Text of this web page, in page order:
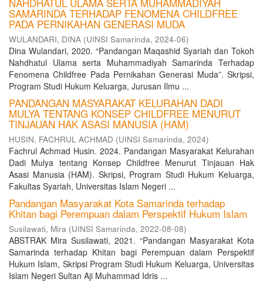
SAMARINDA TERHADAP FENOMENA CHILDFREE
PADA PERNIKAHAN GENERASI MUDA
WULANDARI, DINA (UINSI Samarinda, 2024-06)
Dina Wulandari, 2020. “Pandangan Maqashid Syariah dan Tokoh
Nahdhatul Ulama serta Muhammadiyah Samarinda Terhadap
Fenomena Childfree Pada Pernikahan Generasi Muda”. Skripsi,
Program Studi Hukum Keluarga, Jurusan Ilmu ...
PANDANGAN MASYARAKAT KELURAHAN DADI
MULYA TENTANG KONSEP CHILDFREE MENURUT
TINJAUAN HAK ASASI MANUSIA (HAM)
HUSIN, FACHRUL ACHMAD (UINSI Samarinda, 2024)
Fachrul Achmad Husin. 2024. Pandangan Masyarakat Kelurahan
Dadi Mulya tentang Konsep Childfree Menurut Tinjauan Hak
Asasi Manusia (HAM). Skripsi, Program Studi Hukum Keluarga,
Fakultas Syariah, Universitas Islam Negeri ...
Pandangan Masyarakat Kota Samarinda terhadap
Khitan bagi Perempuan dalam Perspektif Hukum Islam
Susilawati, Mira (UINSI Samarinda, 2022-08-08)
ABSTRAK Mira Susilawati, 2021. “Pandangan Masyarakat Kota
Samarinda terhadap Khitan bagi Perempuan dalam Perspektif
Hukum Islam, Skripsi Program Studi Hukum Keluarga, Universitas
Islam Negeri Sultan Aji Muhammad Idris ...